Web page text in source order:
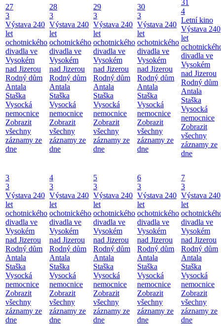
27
3
Výstava 240
let
ochotnického
divadla ve
Vysokém
nad Jizerou
Rodný dům
Antala
Staška
Vysocká
nemocnice
Zobrazit
všechny
záznamy ze
dne
28
3
Výstava 240
let
ochotnického
divadla ve
Vysokém
nad Jizerou
Rodný dům
Antala
Staška
Vysocká
nemocnice
Zobrazit
všechny
záznamy ze
dne
29
3
Výstava 240
let
ochotnického
divadla ve
Vysokém
nad Jizerou
Rodný dům
Antala
Staška
Vysocká
nemocnice
Zobrazit
všechny
záznamy ze
dne
30
3
Výstava 240
let
ochotnického
divadla ve
Vysokém
nad Jizerou
Rodný dům
Antala
Staška
Vysocká
nemocnice
Zobrazit
všechny
záznamy ze
dne
31
4
Letní kino
Výstava 240
let
divadla ve
Vysokém
nad Jizerou
Rodný dům
Antala
Staška
Vysocká
nemocnice
Zobrazit
všechny
záznamy ze
dne
3
3
Výstava 240
let
ochotnického
divadla ve
Vysokém
nad Jizerou
Rodný dům
Antala
Staška
Vysocká
nemocnice
Zobrazit
všechny
záznamy ze
dne
4
3
Výstava 240
let
ochotnického
divadla ve
Vysokém
nad Jizerou
Rodný dům
Antala
Staška
Vysocká
nemocnice
Zobrazit
všechny
záznamy ze
dne
5
3
Výstava 240
let
ochotnického
divadla ve
Vysokém
nad Jizerou
Rodný dům
Antala
Staška
Vysocká
nemocnice
Zobrazit
všechny
záznamy ze
dne
6
3
Výstava 240
let
ochotnického
divadla ve
Vysokém
nad Jizerou
Rodný dům
Antala
Staška
Vysocká
nemocnice
Zobrazit
všechny
záznamy ze
dne
7
3
Výstava 240
let
divadla ve
Vysokém
nad Jizerou
Rodný dům
Antala
Staška
Vysocká
nemocnice
Zobrazit
všechny
záznamy ze
dne